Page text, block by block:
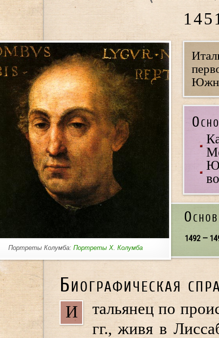
Портреты Колумба: Портреты Х. Колумба
1492 —
Биографическая
И
тальянец по
гг., живя в